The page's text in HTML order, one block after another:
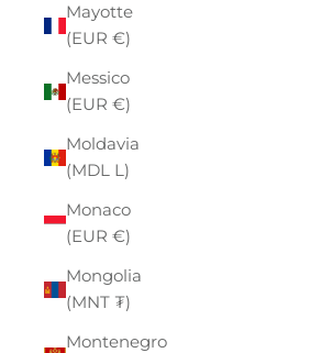
Mayotte
(EUR €)
Messico
(EUR €)
Moldavia
(MDL L)
Monaco
(EUR €)
Mongolia
(MNT ₮)
Montenegro